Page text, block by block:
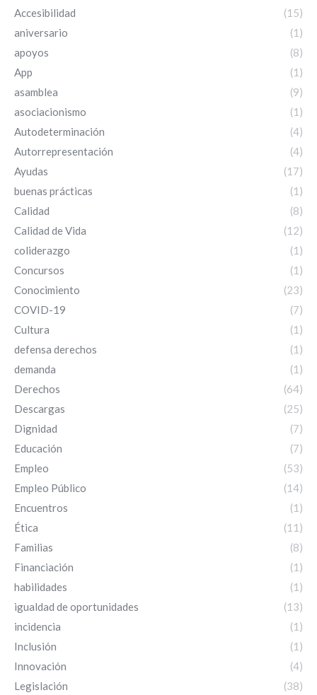
Accesibilidad
(15)
aniversario
(1)
apoyos
(8)
App
(1)
asamblea
(9)
asociacionismo
(1)
Autodeterminación
(4)
Autorrepresentación
(4)
Ayudas
(17)
buenas prácticas
(1)
Calidad
(8)
Calidad de Vida
(12)
coliderazgo
(1)
Concursos
(1)
Conocimiento
(23)
COVID-19
(7)
Cultura
(1)
defensa derechos
(1)
demanda
(1)
Derechos
(64)
Descargas
(25)
Dignidad
(7)
Educación
(7)
Empleo
(53)
Empleo Público
(14)
Encuentros
(1)
Ética
(11)
Familias
(8)
Financiación
(1)
habilidades
(1)
igualdad de oportunidades
(13)
incidencia
(1)
Inclusión
(1)
Innovación
(4)
Legislación
(38)